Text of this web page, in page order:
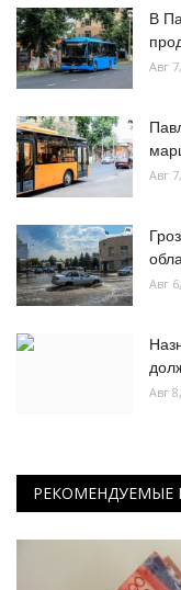
В
Авг
Авг
Авг
Авг
РЕКОМЕНДУЕМЫЕ